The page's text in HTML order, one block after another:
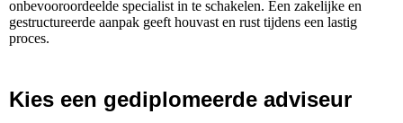
onbevooroordeelde specialist in te schakelen. Een zakelijke en
gestructureerde aanpak geeft houvast en rust tijdens een lastig
proces.
Kies een gediplomeerde adviseur